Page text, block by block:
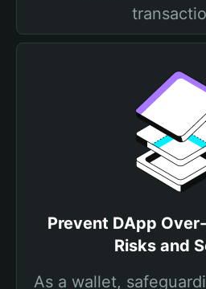
Prevent DApp
Risks and
As a wallet,